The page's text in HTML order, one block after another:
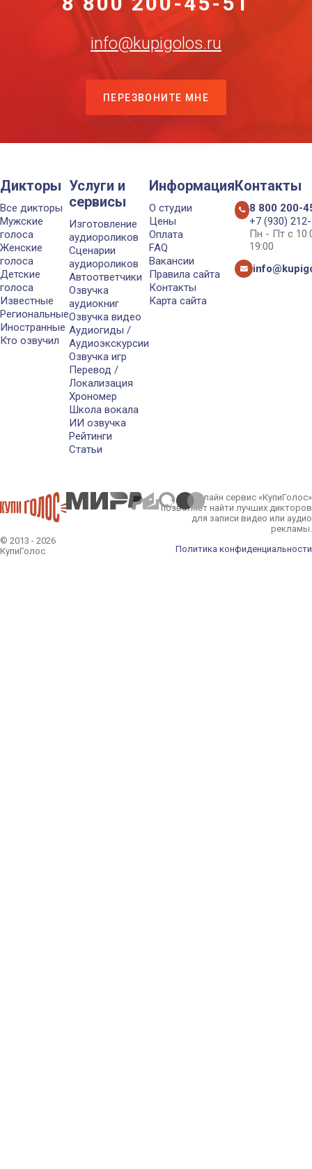
info@kupigolos.ru
ПЕРЕЗВОНИТЕ МНЕ
Дикторы
Все дикторы
Мужские
голоса
Женские
голоса
Детские
голоса
Известные
Региональные
Иностранные
Кто озвучил
Услуги и
сервисы
Изготовление
аудиороликов
Сценарии
аудиороликов
Автоответчики
Озвучка
аудиокниг
Озвучка видео
Аудиогиды /
Аудиоэкскурсии
Озвучка игр
Перевод /
Локализация
Хрономер
Школа вокала
ИИ озвучка
Рейтинги
Статьи
Информация
О студии
Цены
Оплата
FAQ
Вакансии
Правила сайта
Контакты
Карта сайта
Контакты
8 800 200-
+7 (930)
Пн - Пт с
19:00
© 2013 - 2026
КупиГолос
Онлайн сервис «КупиГолос»
позволяет найти лучших дикторов
для записи видео или аудио
рекламы.
Политика конфиденциальности